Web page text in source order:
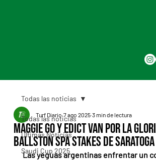
Todas las noticias
Últimas Noticias
Saudi Cup 2025
Todas las noticias
Maggie Go y Edict van por la
Ballston Spa Stakes de Saratoga
Turf Diario 7 ago 2025 3 min de lectura
Las yeguas argentinas enfrentar un